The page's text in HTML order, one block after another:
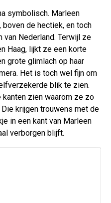
symbolisch. Marleen
de hectiek, en toch
van Nederland. Terwijl ze
Haag, lijkt ze een korte
grote glimlach op haar
Het is toch wel fijn om
blik te zien.
kanten zien waarom ze zo
krijgen trouwens met de
in een kant van Marleen
verborgen blijft.